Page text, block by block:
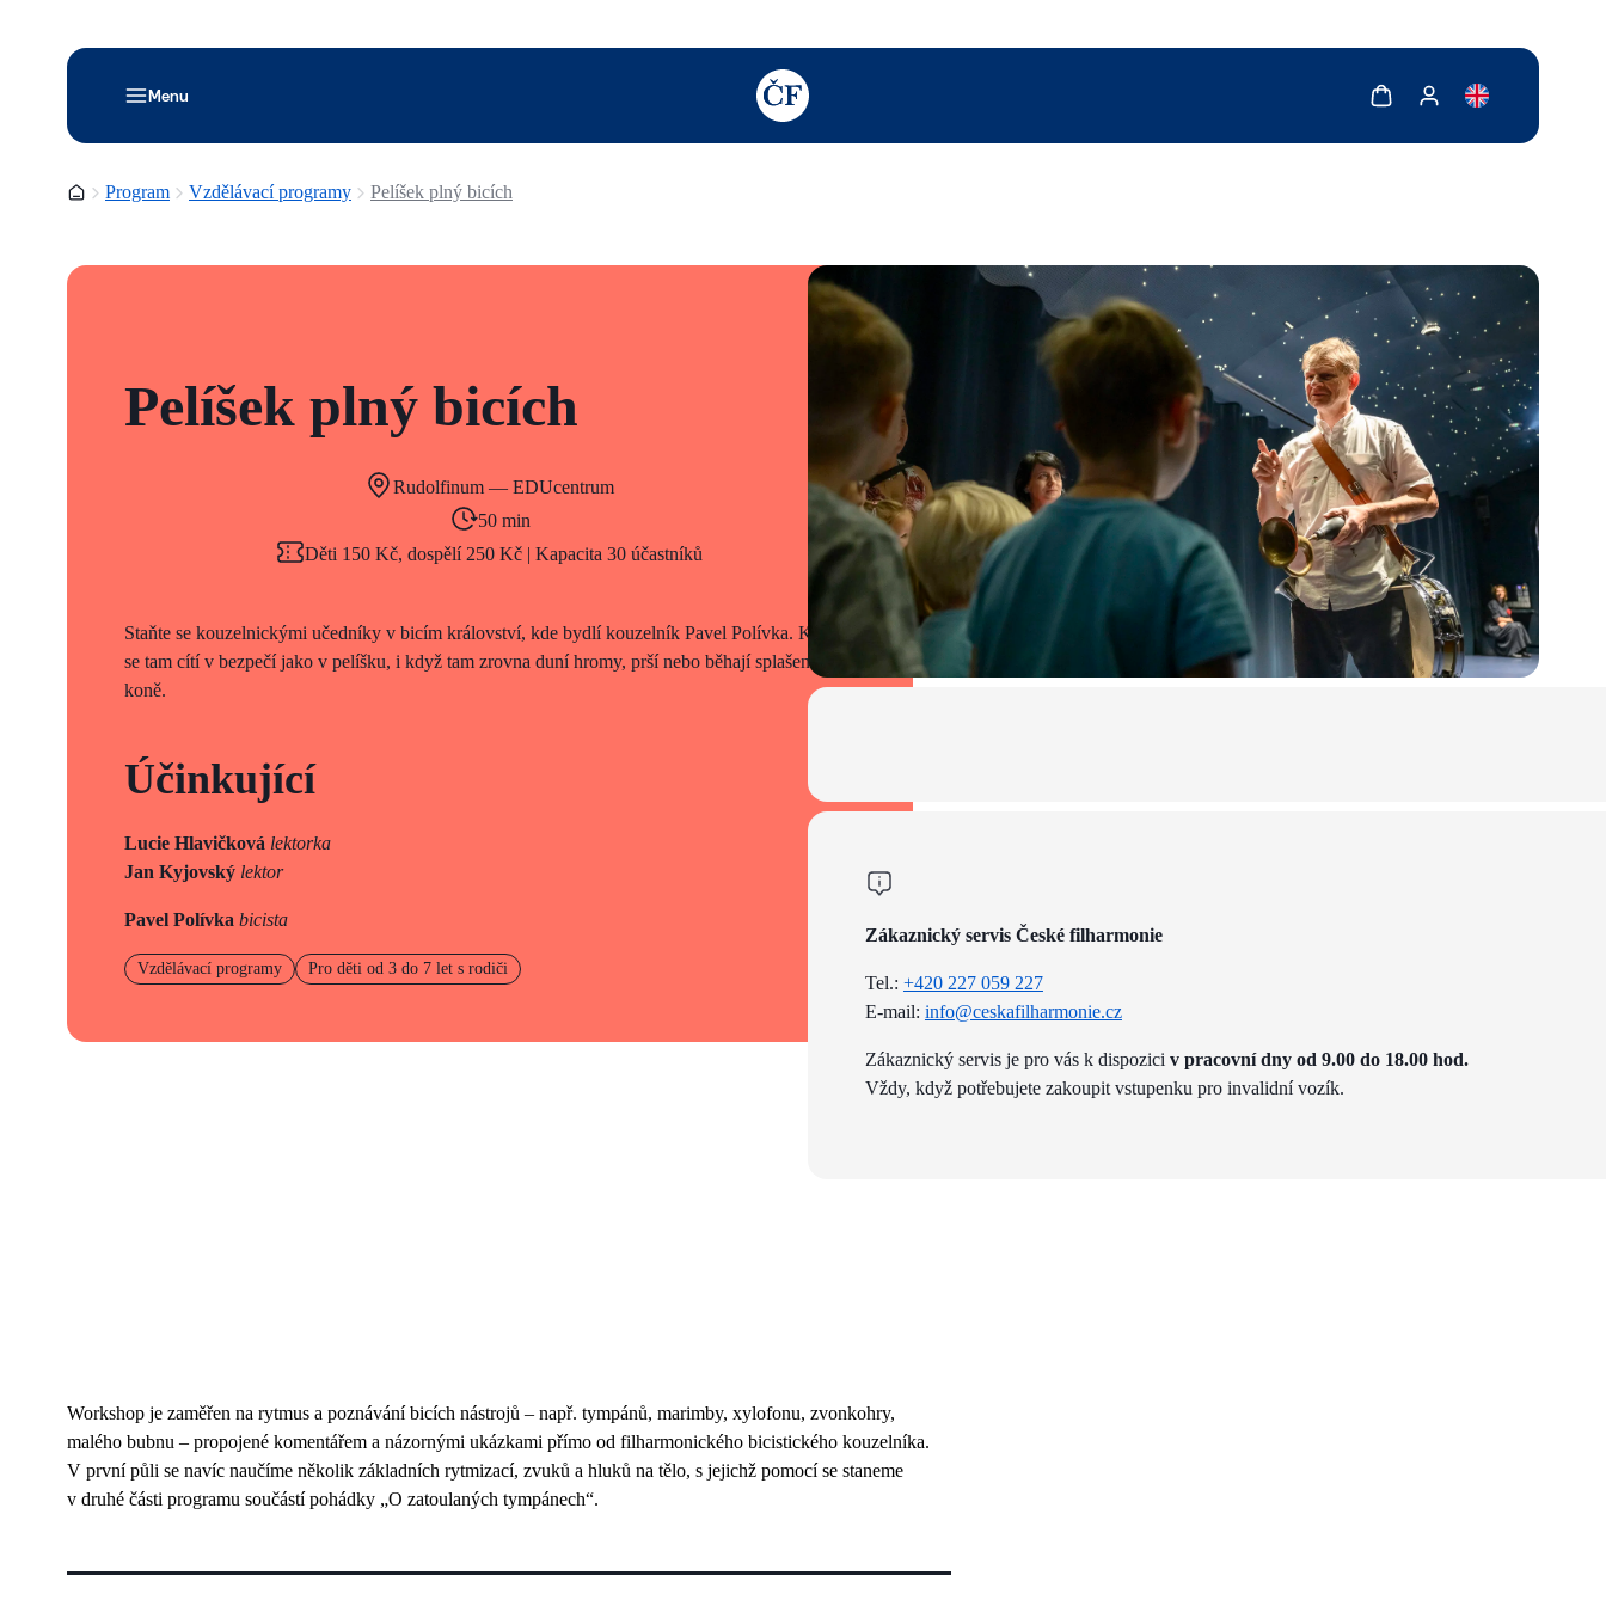
Menu
TODO: Add description for reader
Zobrazit košíkZobrazit můj účet
Domovská stránka
Program Vzdělávací programy Pelíšek plný bicích
Pelíšek plný bicích
Rudolfinum — EDUcentrum
50 min
Děti 150 Kč, dospělí 250 Kč | Kapacita 30 účastníků
Staňte se kouzelnickými učedníky v bicím království, kde bydlí kouzelník Pavel Polívka. Každý
se tam cítí v bezpečí jako v pelíšku, i když tam zrovna duní hromy, prší nebo běhají splašení
koně.
Účinkující
Lucie Hlavičková lektorka
Jan Kyjovský lektor
Pavel Polívka bicista
Vzdělávací programy Pro děti od 3 do 7 let s rodiči
Zákaznický servis České filharmonie
Tel.: +420 227 059 227
E-mail: info@ceskafilharmonie.cz
Zákaznický servis je pro vás k dispozici v pracovní dny od 9.00 do 18.00 hod.
Vždy, když potřebujete zakoupit vstupenku pro invalidní vozík.
Workshop je zaměřen na rytmus a poznávání bicích nástrojů – např. tympánů, marimby, xylofonu, zvonkohry,
malého bubnu – propojené komentářem a názornými ukázkami přímo od filharmonického bicistického kouzelníka.
V první půli se navíc naučíme několik základních rytmizací, zvuků a hluků na tělo, s jejichž pomocí se staneme
v druhé části programu součástí pohádky „O zatoulaných tympánech“.